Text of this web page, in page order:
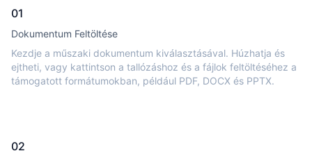
01
Dokumentum Feltöltése
Kezdje a műszaki dokumentum kiválasztásával. Húzhatja és
ejtheti, vagy kattintson a tallózáshoz és a fájlok feltöltéséhez a
támogatott formátumokban, például PDF, DOCX és PPTX.
02